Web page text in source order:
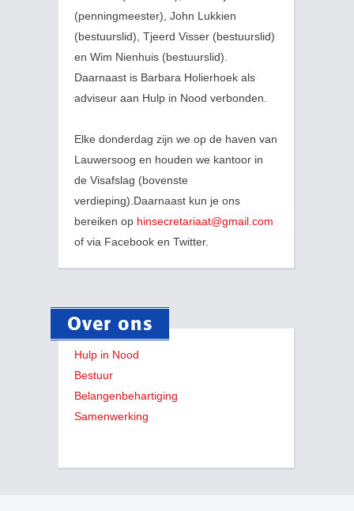
(penningmeester), John Lukkien
(bestuurslid), Tjeerd Visser (bestuurslid)
en Wim Nienhuis (bestuurslid).
Daarnaast is Barbara Holierhoek als
adviseur aan Hulp in Nood verbonden.
Elke donderdag zijn we op de haven van
Lauwersoog en houden we kantoor in
de Visafslag (bovenste
verdieping).Daarnaast kun je ons
bereiken op hinsecretariaat@gmail.com
of via Facebook en Twitter.
Over ons
Hulp in Nood
Bestuur
Belangenbehartiging
Samenwerking